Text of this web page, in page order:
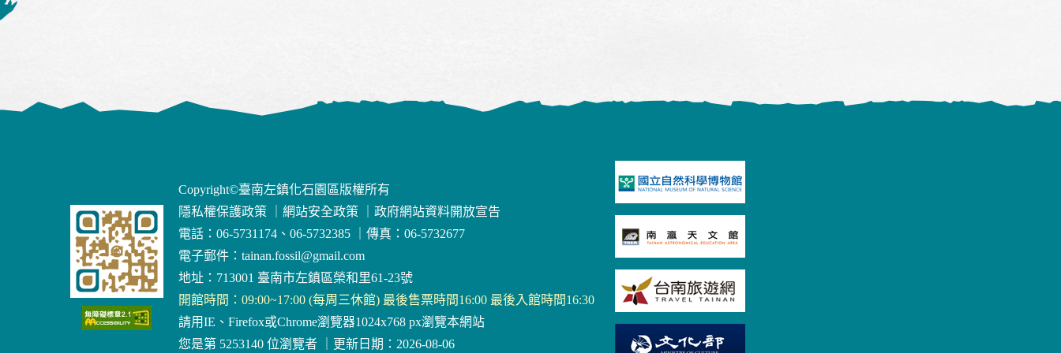
Copyright©臺南左鎮化石園區版權所有
隱私權保護政策
網站安全政策
政府網站資料開放宣告
電話：06-5731174、06-5732385
傳真：06-5732677
電子郵件： tainan.fossil@gmail.com
地址：713001 臺南市左鎮區榮和里61-23號
開館時間：09:00~17:00 (每周三休館) 最後售票時間16:00 最後入館時間16:30
請用IE、Firefox或Chrome瀏覽器1024x768 px瀏覽本網站
您是第 5253140 位瀏覽者
更新日期：2026-08-06